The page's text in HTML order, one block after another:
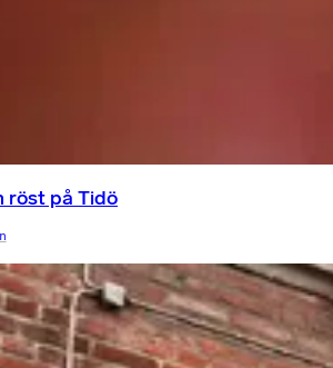
röst på Tidö